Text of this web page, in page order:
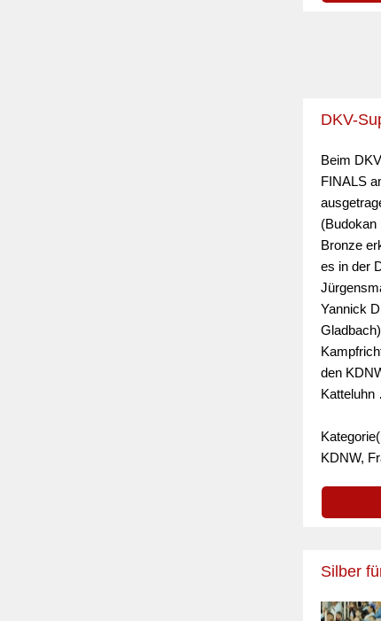
DKV-
Beim
FINALS
Bronze
es in der
Yannick
den
KDNW,
Silber